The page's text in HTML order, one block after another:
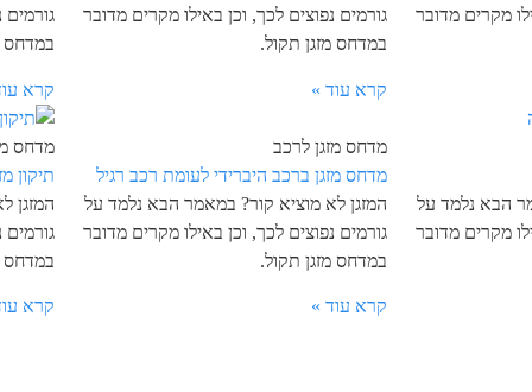
מקרים מדובר
גורמים נפוצים לכך, וכן באילו מקרים מדובר
במדחס מזגן תקול.
קרא עוד »
גורמים
במדחס
קרא
הבא נלמד על
מקרים מדובר
מדחס מזגן לרכב
מדחס מזגן ברכב היברידי לעומת רכב רגיל
המזגן לא מוציא קור? במאמר הבא נלמד על
גורמים נפוצים לכך, וכן באילו מקרים מדובר
במדחס מזגן תקול.
קרא עוד »
מדחס
תיקון
המזגן
גורמים
במדחס
קרא